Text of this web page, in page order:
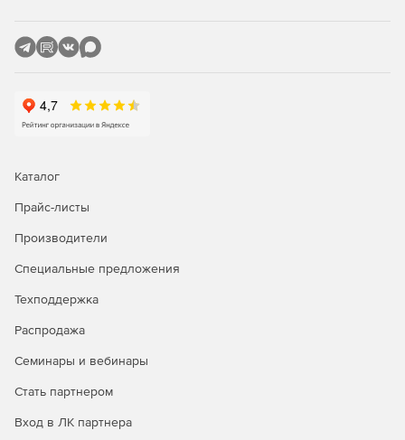
Каталог
Прайс-листы
Производители
Специальные предложения
Техподдержка
Распродажа
Семинары и вебинары
Стать партнером
Вход в ЛК партнера